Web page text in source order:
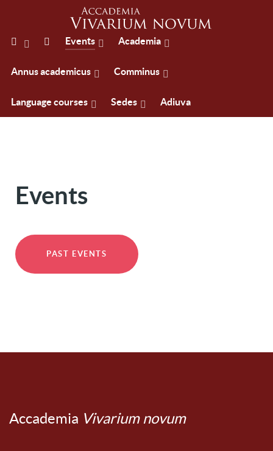
Events Academia
Annus academicus Comminus
Language courses Sedes Adiuva
Events
PAST EVENTS
Accademia Vivarium novum